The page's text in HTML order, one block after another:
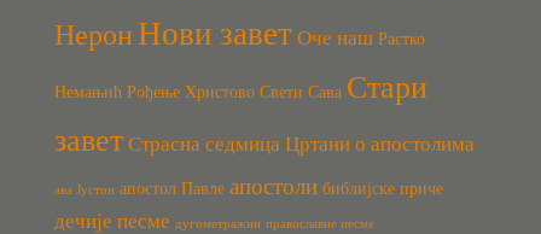
Нерон Нови завет Оче наш Растко
Немањић Рођење Христово Свети Сава Стари
завет Страсна седмица Цртани о апостолима
ава Јустин апостол Павле апостоли библијске приче
дечије песме дугометражни православне песме